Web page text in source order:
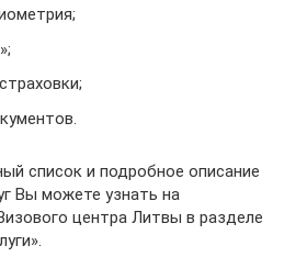
список и подробное описание
Вы можете узнать на
центра Литвы в разделе